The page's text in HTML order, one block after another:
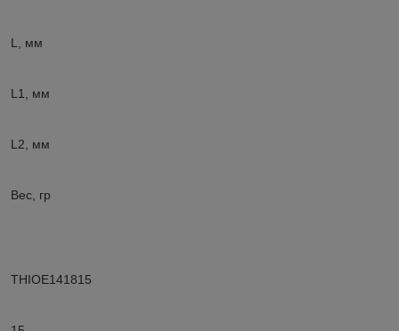
L, мм
L1, мм
L2, мм
Вес, гр
THIOE141815